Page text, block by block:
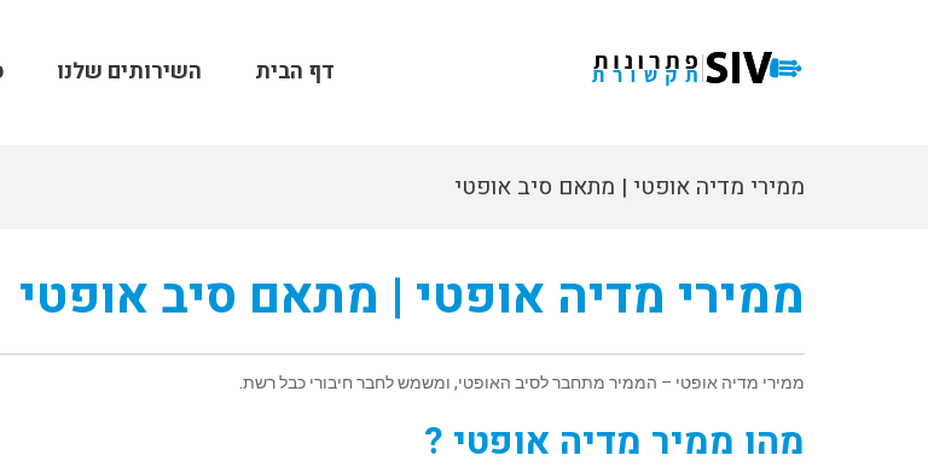
דף הבית השירותים שלנו
ממירי מדיה אופטי | מתאם סיב אופטי
ממירי מדיה אופטי | מתאם סיב אופטי
ממירי מדיה אופטי – הממיר מתחבר לסיב האופטי, ומשמש לחבר חיבורי כבל רשת.
מהו ממיר מדיה אופטי ?